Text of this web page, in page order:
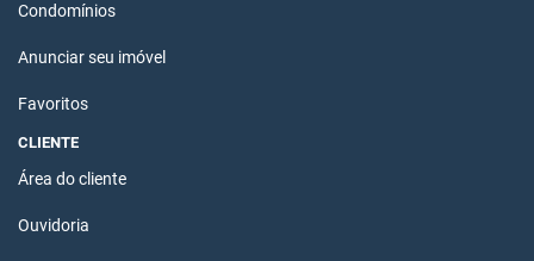
Condomínios
Anunciar seu imóvel
Favoritos
CLIENTE
Área do cliente
Ouvidoria